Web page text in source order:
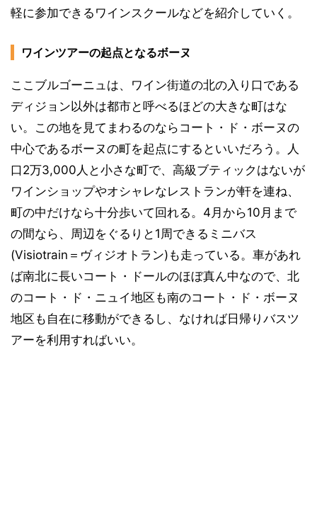
軽に参加できるワインスクールなどを紹介していく。
ワインツアーの起点となるボーヌ
ここブルゴーニュは、ワイン街道の北の入り口である
ディジョン以外は都市と呼べるほどの大きな町はな
い。この地を見てまわるのならコート・ド・ボーヌの
中心であるボーヌの町を起点にするといいだろう。人
口2万3,000人と小さな町で、高級ブティックはないが
ワインショップやオシャレなレストランが軒を連ね、
町の中だけなら十分歩いて回れる。4月から10月まで
の間なら、周辺をぐるりと1周できるミニバス
(Visiotrain＝ヴィジオトラン)も走っている。車があれ
ば南北に長いコート・ドールのほぼ真ん中なので、北
のコート・ド・ニュイ地区も南のコート・ド・ボーヌ
地区も自在に移動ができるし、なければ日帰りバスツ
アーを利用すればいい。